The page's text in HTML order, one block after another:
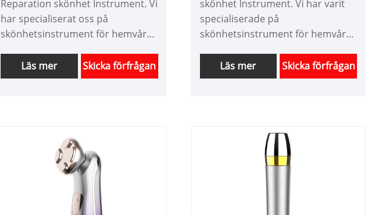
Reparation skönhet Instrument. Vi
har specialiserat oss på
skönhetsinstrument för hemvård i
skräddarsydda produkter för
skönhetsutrustning och har en
i Kina. Vi ser fram emot att
expandera marknaden.
Läs mer Skicka förfrågan
skönhet Instrument. Vi har varit
specialiserade på
skönhetsinstrument för hemvård i
skräddarsydda produkter för
skönhetsutrustning och har en
hoppas ha ett lyckligt samarbete
Läs mer Skicka förfrågan